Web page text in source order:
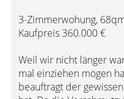
3-Zimmerwohung,
Kaufpreis 360.000 €
Weil wir nicht länger
mal einziehen mögen
beauftragt der